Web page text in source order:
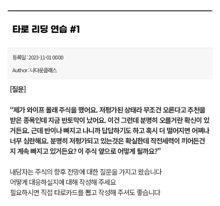
타로 리딩 연습 #1
등록일 : 2023-11-01 00:00
Author : 나다운클래스
[질문]
“제가 와이프 몰래 주식을 했어요. 저평가된 상태라 무조건 오른다고 추천을
받은 종목인데 지금 반토막이 났어요. 이건 그런데 분명히 오를거란 확신이 있
거든요. 근데 반이나 빠지고 나니까 답답하기도 하고 혹시 더 떨어지면 어쩌나
너무 심란해요. 분명히 저평가되고 있는것은 확실한데 작전세력이 끼어든건
지 계속 빠지고 있거든요? 이 주식 앞으로 어떻게 될까요?"
내담자는 주식의 향후 전망에 대한 질문을 가지고 왔습니다
어떻게 대응하실지에 대해 작성해 주세요
필요하시면 직접 타로카드를 뽑고 작성해 주셔도 좋습니다